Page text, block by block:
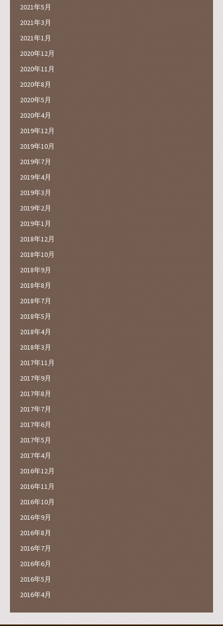
2021年5月
2021年3月
2021年1月
2020年12月
2020年11月
2020年8月
2020年5月
2020年4月
2019年12月
2019年10月
2019年7月
2019年4月
2019年3月
2019年2月
2019年1月
2018年12月
2018年10月
2018年9月
2018年8月
2018年7月
2018年5月
2018年4月
2018年3月
2017年11月
2017年9月
2017年8月
2017年7月
2017年6月
2017年5月
2017年4月
2016年12月
2016年11月
2016年10月
2016年9月
2016年8月
2016年7月
2016年6月
2016年5月
2016年4月